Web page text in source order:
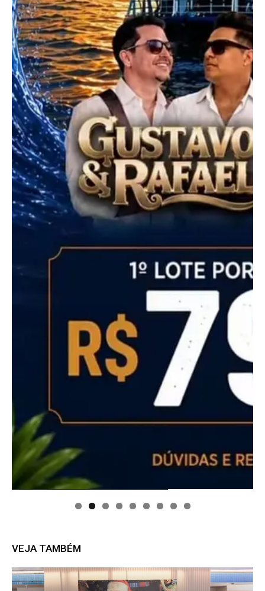
VEJA TAMBÉM